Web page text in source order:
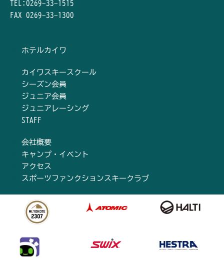
TEL:0269-33-1515
FAX 0269-33-1300
ホテルカイワ
カイワスキースクール
シーズン会員
ジュニア会員
ジュニアレーシング
STAFF
会社概要
キャンプ・イベント
アクセス
スポーツファンクションスキークラブ